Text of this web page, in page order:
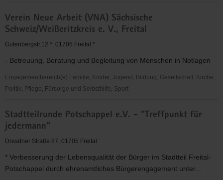
e.V.
Freital
Verein Neue Arbeit (VNA) Sächsische
Schweiz/Weißeritzkreis e. V., Freital
Gutenbergstr.12 *, 01705 Freital *
- Betreuung, Beratung und Begleitung von Menschen in Notlagen
Engagementbereich(e) Familie, Kinder, Jugend, Bildung, Gesellschaft, Kirche,
Politik, Pflege, Fürsorge und Selbsthilfe, Sport
Neue
Arbeit
(VNA)
Schweiz/Weißeritzkreis
e.
Stadtteilrunde Potschappel e.V. - "Treffpunkt für
jedermann"
Dresdner Straße 87, 01705 Freital
* Verbesserung der Lebensqualität der Bürger im Stadtteil Freital-
Potschappel durch ehrenamtliches Bürgerengagement unter...